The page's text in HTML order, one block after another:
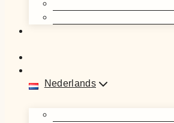
Nederlands